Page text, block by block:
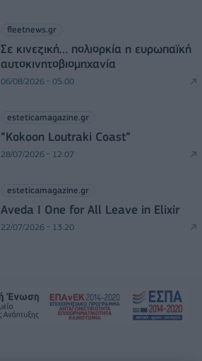
fleetnews.gr
Σε κινεζική… πολιορκία η ευρωπαϊκή
αυτοκινητοβιομηχανία
06/08/2026 - 05:00
esteticamagazine.gr
“Kokoon Loutraki Coast”
28/07/2026 - 12:07
esteticamagazine.gr
Aveda I One for All Leave in Elixir
22/07/2026 - 13:20